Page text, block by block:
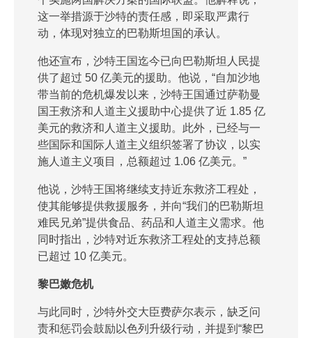
这一举措源于沙特的责任感，即采取严肃行
动，体现对独立的巴勒斯坦国的承认。
他还宣布，沙特王国迄今已向巴勒斯坦人民提
供了超过 50 亿美元的援助。他说，“自加沙地
带当前的危机爆发以来，沙特王国通过萨勒曼
国王救济和人道主义援助中心提供了近 1.85 亿
美元的救济和人道主义援助。此外，已经与一
些国际和国际人道主义组织签署了协议，以实
施人道主义项目，总额超过 1.06 亿美元。”
他说，沙特王国将继续支持近东救济工程处，
使其能够提供救援服务，并向“我们的巴勒斯坦
难民兄弟”提供食品、药品和人道主义需求。他
同时指出，沙特对近东救济工程处的支持总额
已超过 10 亿美元。
黎巴嫩危机
与此同时，沙特外交大臣费萨尔表示，缺乏问
责和惩罚会鼓励以色列升级行动，并提到“黎巴